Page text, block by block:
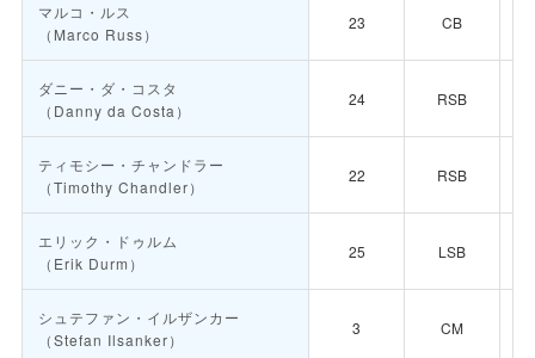
マルコ・ルス
（Marco Russ）
23 CB
ダニー・ダ・コスタ
（Danny da Costa）
24 RSB
ティモシー・チャンドラー
（Timothy Chandler）
22 RSB
エリック・ドゥルム
（Erik Durm）
25 LSB
シュテファン・イルザンカー
（Stefan Ilsanker）
3 CM